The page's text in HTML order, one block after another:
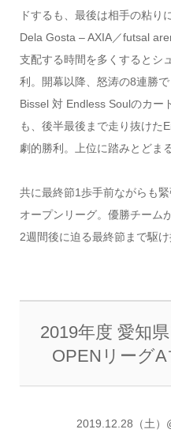
ドするも、最後は相手の粘り
Dela Gosta – AXIA／futsal
支配する時間を多くするとシ
利。開幕以降、怒涛の8連勝で
Bissel 対 Endless Soulのカー
も、後半最後まで走り抜けた
劇的勝利。上位に踏みとどま
共に最終節1歩手前ながらも
オープンリーグ。優勝チーム
2週間後に迫る最終節まで駆け
2019年度 愛知
OPENリーグ
2019.12.28（土）